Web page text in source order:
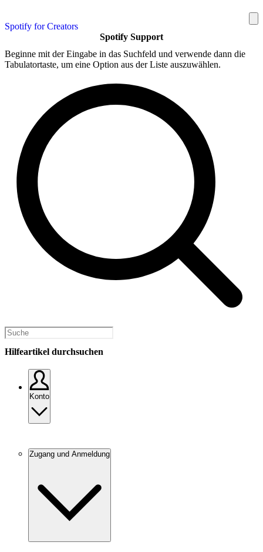
Spotify for Creators
Spotify Support
Beginne mit der Eingabe in das Suchfeld und verwende dann die
Tabulatortaste, um eine Option aus der Liste auszuwählen.
Hilfeartikel durchsuchen
Konto
Zugang und Anmeldung